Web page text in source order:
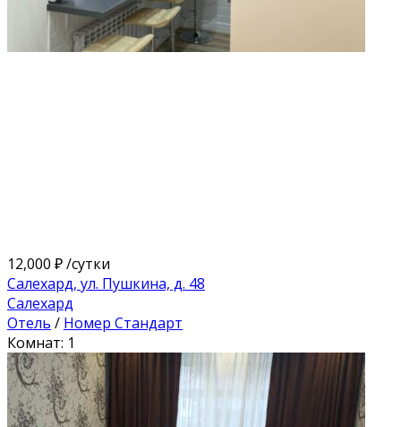
12,000 ₽/сутки
Салехард, ул. Пушкина, д. 48
Салехард
Отель / Номер Стандарт
Комнат: 1